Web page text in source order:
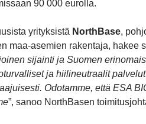
90 000 eurolla.
yrityksistä NorthBase,
maa-asemien rakentaja, hakee
sijainti ja Suomen
ja hiilineutraalit palvelut
Odotamme, että ESA
”, sanoo NorthBasen